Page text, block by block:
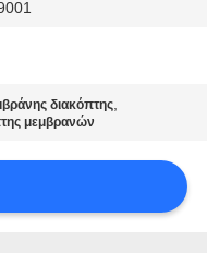
διακόπτης,
μεμβρανών